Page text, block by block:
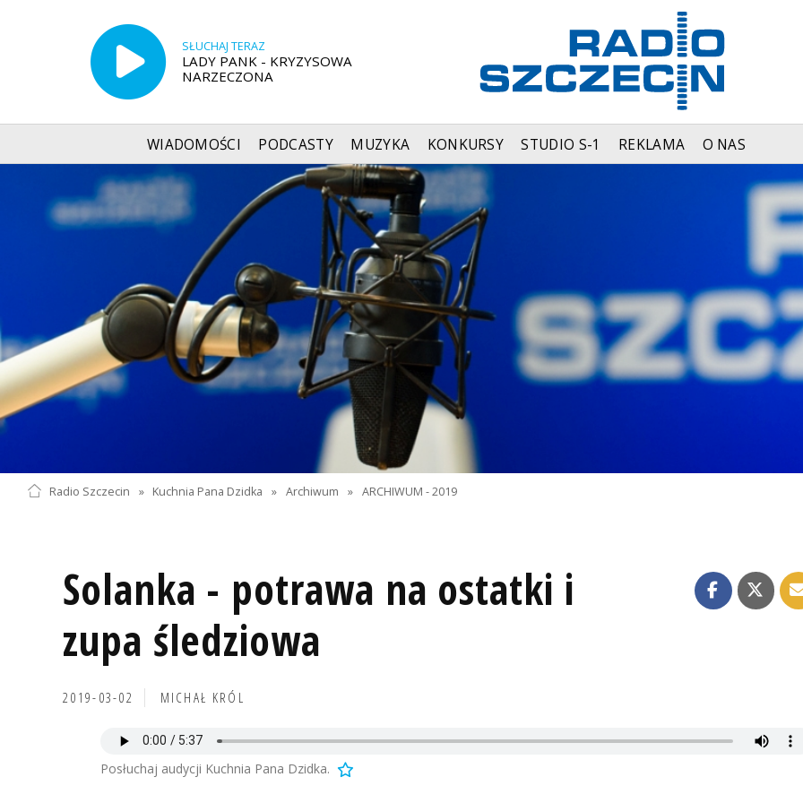
SŁUCHAJ TERAZ
LADY PANK - KRYZYSOWA
NARZECZONA
WIADOMOŚCI PODCASTY MUZYKA KONKURSY STUDIO S-1 REKLAMA O NAS
Radio Szczecin » Kuchnia Pana Dzidka » Archiwum » ARCHIWUM - 2019
Solanka - potrawa na ostatki i
zupa śledziowa
2019-03-02 MICHAŁ KRÓL
Posłuchaj audycji Kuchnia Pana Dzidka.